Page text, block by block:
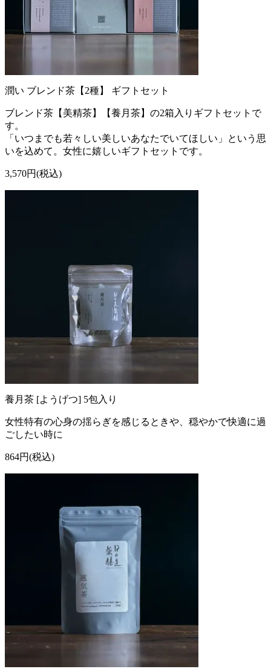
潤い ブレンド茶【2種】 ギフトセット
ブレンド茶【美精茶】【養月茶】の2箱入りギフトセットで
す。
「いつまでも若々しい美しいあなたでいてほしい」という思
いを込めて。女性に嬉しいギフトセットです。
3,570円(税込)
養月茶 [ようげつ] 5包入り
女性特有の心身の揺らぎを感じるときや、穏やかで快適に過
ごしたい時に
864円(税込)